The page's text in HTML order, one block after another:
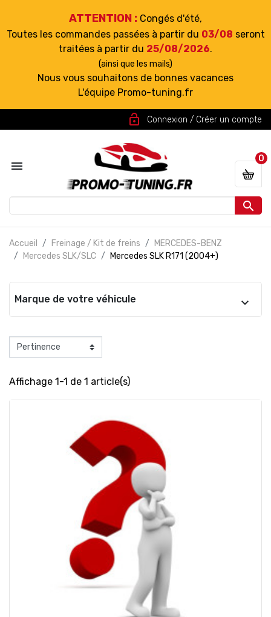
ATTENTION : Congés d'été,
Toutes les commandes passées à partir du 03/08 seront
traitées à partir du 25/08/2026.
(ainsi que les mails)
Nous vous souhaitons de bonnes vacances
L'équipe Promo-tuning.fr
lock_open Connexion / Créer un compte


0
Accueil Freinage / Kit de freins
MERCEDES-BENZ
Mercedes SLK/SLC
Mercedes SLK R171 (2004+)
Marque de votre véhicule
Affichage 1-1 de 1 article(s)